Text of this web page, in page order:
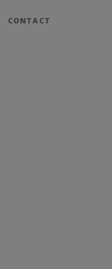
CONTACT